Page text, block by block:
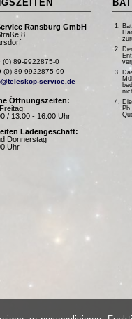
Ransburg GmbH
8
(0) 89-9922875-0
(0) 89-9922875-99
service.de
Öffnungszeiten:
/ 13.00 - 16.00 Uhr
Ladengeschäft:
Donnerstag
Uhr